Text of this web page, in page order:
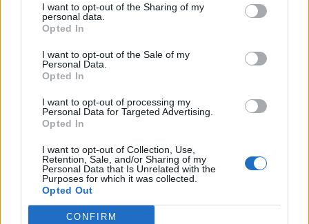
I want to opt-out of the Sharing of my
personal data.
Opted In
I want to opt-out of the Sale of my
Personal Data.
Opted In
I want to opt-out of processing my
Personal Data for Targeted Advertising.
Opted In
I want to opt-out of Collection, Use,
Retention, Sale, and/or Sharing of my
Personal Data that Is Unrelated with the
Purposes for which it was collected.
Opted Out
CONFIRM